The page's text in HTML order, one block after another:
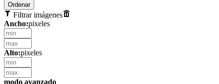
Filtrar imágenes
Ancho:pixeles
Alto:pixeles
modo avanzado